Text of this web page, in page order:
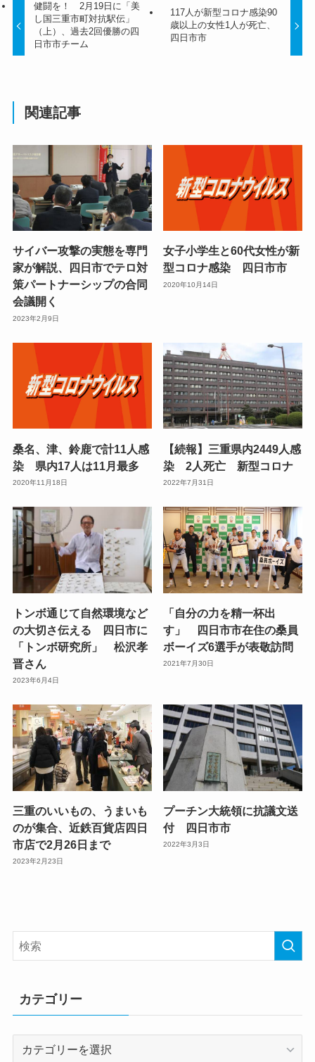
健闘を！ 2月19日に「美
し国三重市町対抗駅伝」
（上）、過去2回優勝の四
日市市チーム
117人が新型コロナ感染90
歳以上の女性1人が死亡、
四日市市
関連記事
サイバー攻撃の実態を専門
家が解説、四日市でテロ対
策パートナーシップの合同
会議開く
2023年2月9日
女子小学生と60代女性が新
型コロナ感染 四日市市
2020年10月14日
桑名、津、鈴鹿で計11人感
染 県内17人は11月最多
2020年11月18日
【続報】三重県内2449人感
染 2人死亡 新型コロナ
2022年7月31日
トンボ通じて自然環境など
の大切さ伝える 四日市に
「トンボ研究所」 松沢孝
晋さん
2023年6月4日
「自分の力を精一杯出
す」 四日市市在住の桑員
ボーイズ6選手が表敬訪問
2021年7月30日
三重のいいもの、うまいも
のが集合、近鉄百貨店四日
市店で2月26日まで
2023年2月23日
プーチン大統領に抗議文送
付 四日市市
2022年3月3日
カテゴリー